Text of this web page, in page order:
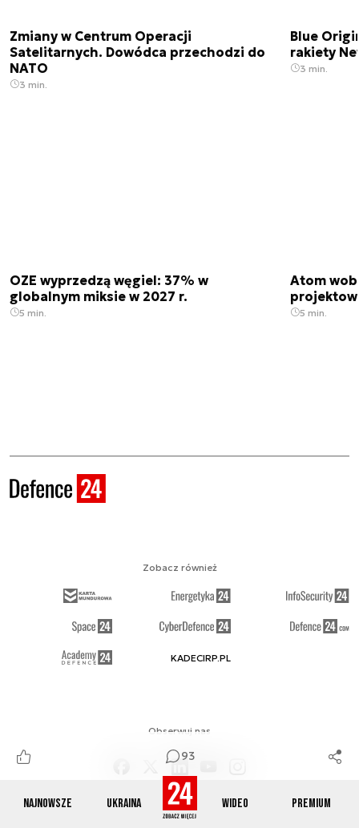
Najnowsze Ukraina Wideo Premium
93
Zmiany w Centrum Operacji
Satelitarnych. Dowódca przechodzi do
NATO
3 min.
Blue
rakiety
3 min.
OZE wyprzedzą węgiel: 37% w
globalnym miksie w 2027 r.
5 min.
Atom
5 min.
Obserwuj nas
Zobacz również
KADECIRP.PL